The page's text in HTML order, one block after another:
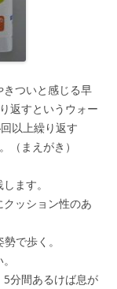
きついと感じる早
返すというウォー
以上繰り返す
（まえがき）
ます。
クッション性のあ
で歩く。
5分間あるけば息が